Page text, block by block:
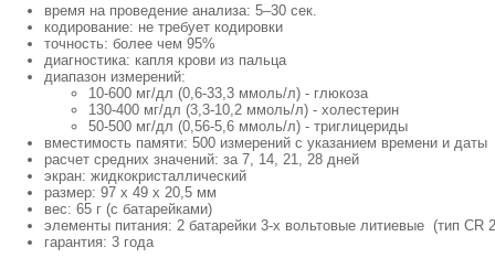
время на проведение анализа: 5–30 сек.
кодирование: не требует кодировки
точность: более чем 95%
диагностика: капля крови из пальца
диапазон измерений:
10-600 мг/дл (0,6-33,3 ммоль/л) - глюкоза
130-400 мг/дл (3,3-10,2 ммоль/л) - холестерин
50-500 мг/дл (0,56-5,6 ммоль/л) - триглицериды
вместимость памяти: 500 измерений с указанием времени и даты
расчет средних значений: за 7, 14, 21, 28 дней
экран: жидкокристаллический
размер: 97 х 49 х 20,5 мм
вес: 65 г (с батарейками)
элементы питания: 2 батарейки 3-х вольтовые литиевые (тип СR
гарантия: 3 года